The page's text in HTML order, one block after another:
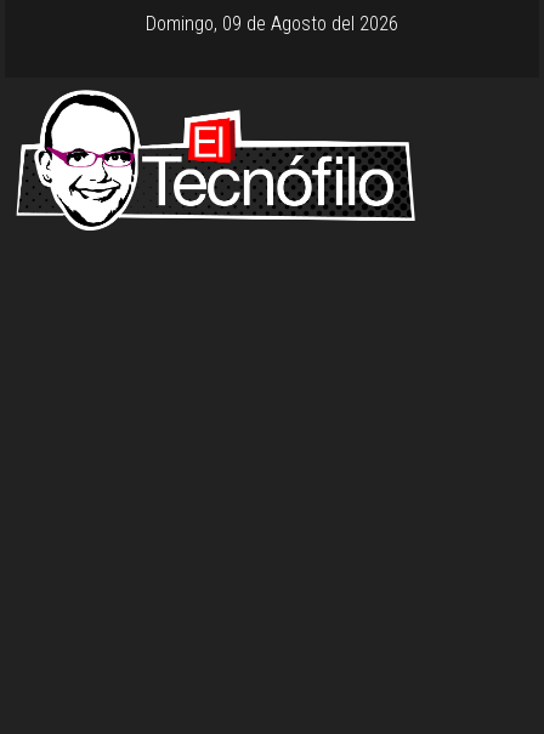
Domingo, 09 de Agosto del 2026